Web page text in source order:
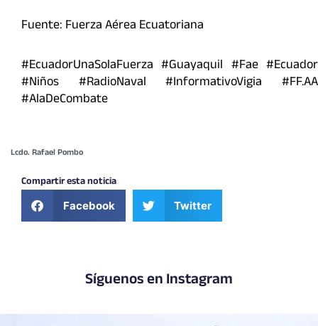
Fuente: Fuerza Aérea Ecuatoriana
#EcuadorUnaSolaFuerza #Guayaquil #Fae #Ecuador
#Niños #RadioNaval #InformativoVigia #FF.AA
#AlaDeCombate
Lcdo. Rafael Pombo
Compartir esta noticia
Facebook Twitter
Síguenos en Instagram